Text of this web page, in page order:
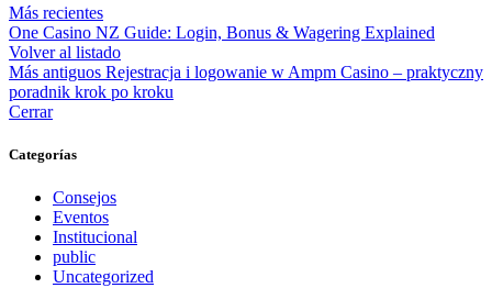
Más recientes
One Casino NZ Guide: Login, Bonus & Wagering Explained
Volver al listado
Más antiguos Rejestracja i logowanie w Ampm Casino – praktyczny
poradnik krok po kroku
Cerrar
Categorías
Consejos
Eventos
Institucional
public
Uncategorized